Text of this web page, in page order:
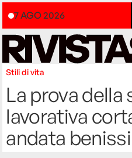
7 AGO 2026
Stili di vita
La prova
lavorativa
andata